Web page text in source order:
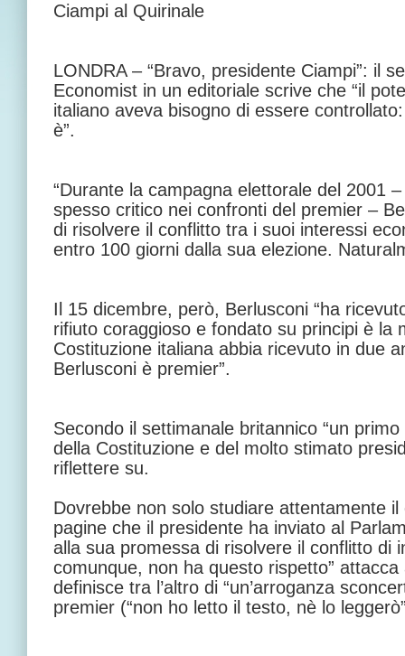
Ciampi al Quirinale
LONDRA – “Bravo, presidente Ciampi”: il
Economist in un editoriale scrive che “il
italiano aveva bisogno di essere
è”.
“Durante la campagna elettorale del 2001
spesso critico nei confronti del premier –
di risolvere il conflitto tra i suoi interessi
entro 100 giorni dalla sua elezione.
Il 15 dicembre, però, Berlusconi “ha
rifiuto coraggioso e fondato su principi è la
Costituzione italiana abbia ricevuto in due
Berlusconi è premier”.
Secondo il settimanale britannico “un
della Costituzione e del molto stimato
riflettere su.
Dovrebbe non solo studiare attentamente
pagine che il presidente ha inviato al
alla sua promessa di risolvere il conflitto di
comunque, non ha questo rispetto” attacca
definisce tra l’altro di “un’arroganza
premier (“non ho letto il testo, nè lo